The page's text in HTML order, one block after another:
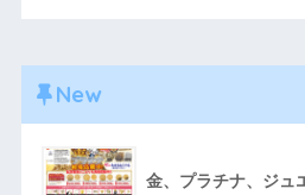
New
金、プラチナ、ジュ